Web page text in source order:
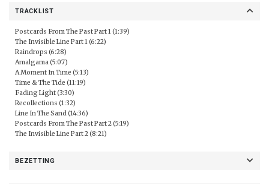
TRACKLIST
Postcards From The Past Part 1 (1:39)
The Invisible Line Part 1 (6:22)
Raindrops (6:28)
Amalgama (5:07)
A Moment In Time (5:13)
Time & The Tide (11:19)
Fading Light (3:30)
Recollections (1:32)
Line In The Sand (14:36)
Postcards From The Past Part 2 (5:19)
The Invisible Line Part 2 (8:21)
BEZETTING